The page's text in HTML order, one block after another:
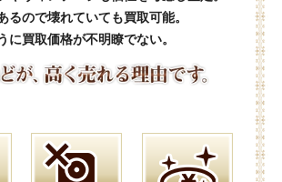
るので壊れていても買取可能。
に買取価格が不明瞭でない。